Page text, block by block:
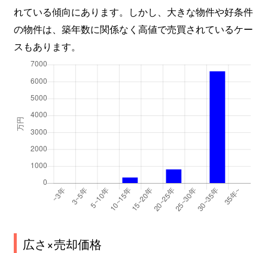
れている傾向にあります。しかし、大きな物件や好条件
の物件は、築年数に関係なく高値で売買されているケー
スもあります。
広さ×売却価格